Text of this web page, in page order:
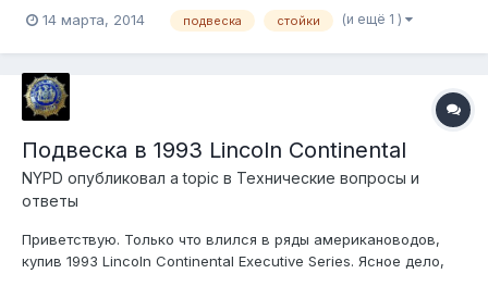
у универсальных два черных болта фиксированы, а третий
неуниверсальн...
14 марта, 2014 подвеска стойки (и ещё 1 )
Подвеска в 1993 Lincoln Continental
NYPD опубликовал a topic в Технические вопросы и
ответы
Приветствую. Только что влился в ряды американоводов,
купив 1993 Lincoln Continental Executive Series. Ясное дело,